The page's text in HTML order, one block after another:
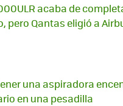
acaba de
pero Qantas eligió a
una aspiradora
en una pesadilla